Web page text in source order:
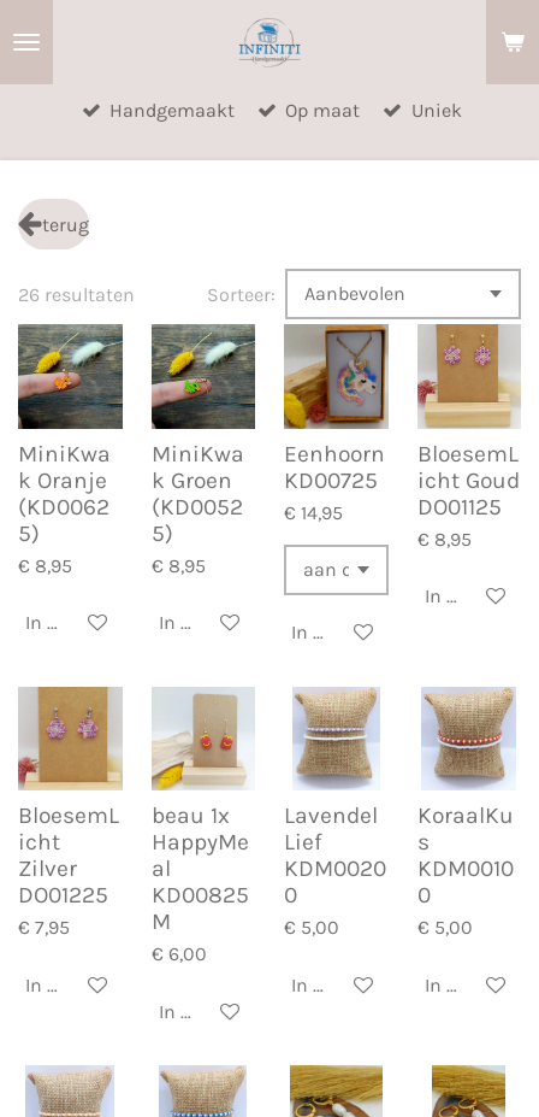
hoofdinhoud
Handgemaakt Op maat Uniek
terug
26 resultaten Sorteer:
MiniKwa
k Oranje
(KD0062
5)
€ 8,95
In winkelwagen
MiniKwa
k Groen
(KD0052
5)
€ 8,95
In winkelwagen
Eenhoorn
KD00725
€ 14,95
In winkelwagen
BloesemL
icht Goud
DO01125
€ 8,95
In
BloesemL
icht
Zilver
DO01225
€ 7,95
In winkelwagen
beau 1x
HappyMe
al
KD00825
M
€ 6,00
In winkelwagen
Lavendel
Lief
KDM0020
0
€ 5,00
In winkelwagen
KoraalKu
s
KDM0010
0
€ 5,00
In